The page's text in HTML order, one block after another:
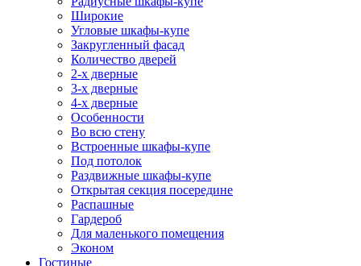
Широкие
Угловые шкафы-купе
Закругленный фасад
Количество дверей
2-х дверные
3-х дверные
4-х дверные
Особенности
Во всю стену
Встроенные шкафы-купе
Под потолок
Раздвижные шкафы-купе
Открытая секция посередине
Распашные
Гардероб
Для маленького помещения
Эконом
Гостиные